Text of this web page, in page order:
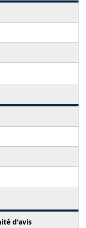
d'avis